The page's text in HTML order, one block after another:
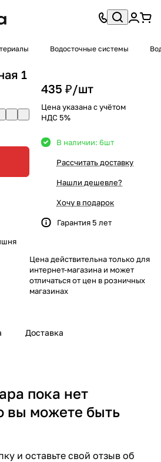
Водосточные системы
1
435 ₽/шт
Цена указана с учётом
НДС 5%
В наличии: 6шт
Рассчитать доставку
Нашли дешевле?
Хочу в подарок
Гарантия 5 лет
Цена действительна только для
интернет-магазина и может
отличаться от цен в розничных
магазинах
Доставка
пока нет
вы можете быть
и оставьте свой отзыв об